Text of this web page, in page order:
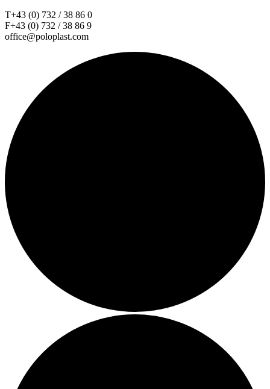
T+43 (0) 732 / 38 86 0
F+43 (0) 732 / 38 86 9
office@poloplast.com